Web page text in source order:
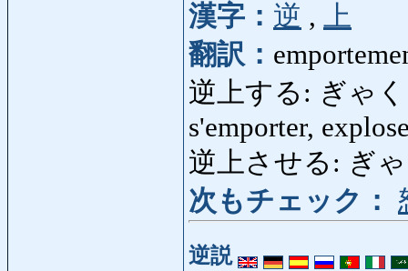
漢字： 逆 , 上
翻訳：
逆上する: ぎゃ
s'emporter,
逆上させる: ぎ
次もチェック：
逆説